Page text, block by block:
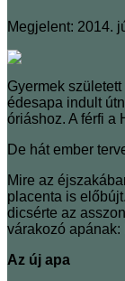
Megjelent: 2014.
Gyermek
édesapa indult
óriáshoz. A férfi a
De hát ember
Mire az
placenta is
dicsérte az
várakozó apának:
Az új apa